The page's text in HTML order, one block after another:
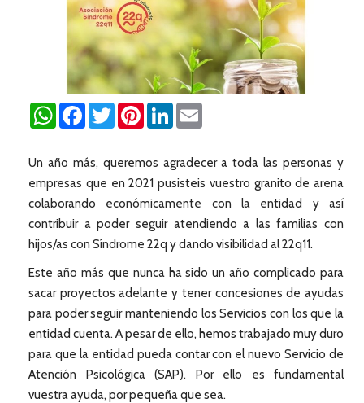
WhatsAppFacebookTwitterPinterestLinkedIn
Un año más, queremos agradecer a toda las personas y
empresas que en 2021 pusisteis vuestro granito de arena
colaborando económicamente con la entidad y así
contribuir a poder seguir atendiendo a las familias con
hijos/as con Síndrome 22q y dando visibilidad al 22q11.
Este año más que nunca ha sido un año complicado para
sacar proyectos adelante y tener concesiones de ayudas
para poder seguir manteniendo los Servicios con los que la
entidad cuenta. A pesar de ello, hemos trabajado muy duro
para que la entidad pueda contar con el nuevo Servicio de
Atención Psicológica (SAP). Por ello es fundamental
vuestra ayuda, por pequeña que sea.